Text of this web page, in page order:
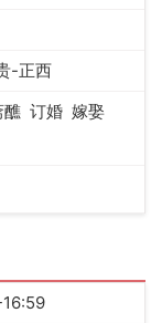
-正西
醮 订婚 嫁娶